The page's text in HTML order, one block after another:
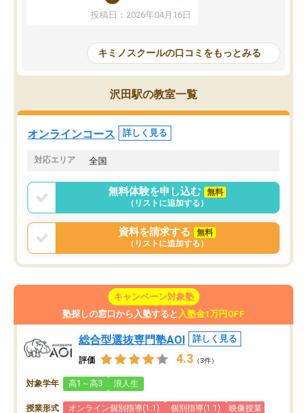
を詰め込むのではなく、自学自習の習
慣が身につくよう並走してくれるの
はなくなりました。
講師の方との距離も近く、親身なコー
チングのおかげで、停滞期もモチベー
ションを維持できました。「やらされ
る勉強」から「目標のための勉強」へ
意識が変わったことが、目標校への合
投稿日：2026年04月16日
の仕方をコーチングして
ルなので、家での学習習
身につきました。結果と
た。自分から学ぶ姿勢を
キミノスクールの口コミをもっとみる
沢田駅の教室一覧
オンラインコース 詳しく見る
対応エリア 全国
無料体験を申し込む
無料
（リストに追加する）
資料を請求する
無料
（リストに追加する）
キャンペーン対象塾
塾探しの窓口から入塾すると 入塾金1万円OFF
総合型選抜専門塾AOI 詳しく見る
評価 4.3 （3件）
対象学年 高1～高3 浪人生
授業形式 オンライン個別指導(1:1) 個別指導(1:1)
映像授業